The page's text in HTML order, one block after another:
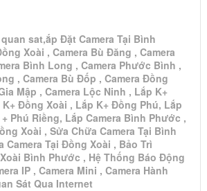
sat,ắp Đặt Camera Tại Bình
Xoài , Camera Bù Đăng , Camera
Bình Long , Camera Phước Bình ,
, Camera Bù Đốp , Camera Đồng
Mập , Camera Lộc Ninh , Lắp K+
Đồng Xoài , Lắp K+ Đồng Phú, Lắp
Phú Riềng, Lắp Camera Bình Phước ,
Xoài , Sửa Chữa Camera Tại Bình
Camera Tại Đồng Xoài , Bảo Trì
Bình Phước , Hệ Thống Báo Động
IP , Camera Mini , Camera Hành
Sát Qua Internet